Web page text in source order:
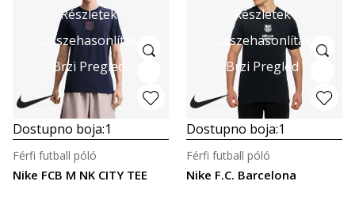
Részletek
Összehasonlítás
Brzi Pregled
Dostupno boja:1
Nike FCB M NK CITY TEE
Férfi futball póló
Részletek
Összehasonlítás
Brzi Pregled
Dostupno boja:1
Nike F.C. Barcelona
Férfi futball póló